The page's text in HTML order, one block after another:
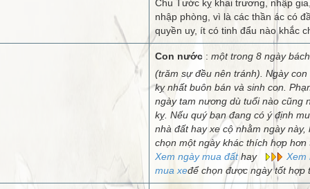
Chu Tước kỵ khai trương, nhập
nhập phòng, vì là các thần ác có
quyền uy, ít có tinh đẩu nào khắc
Con nước: một trong 8 ngày
(trăm sự đều nên tránh). Ngày con
kỵ nhất buôn bán và sinh con.
ngày tam nương dù tuổi nào cũng
kỵ. Nếu quý bạn đang có ý định
nhà đất hay xe cộ nhằm ngày này,
chọn một ngày khác thích hợp hơn
Xem ngày mua đấthay
Xem
mua xeđể chọn được ngày tốt hợp